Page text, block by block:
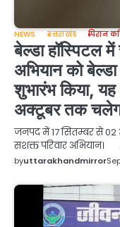
NEWS उत्तराखंड पिरान
बेल्डा हॉस्पिटल
अभियान को
शुभारंभ किया,
अक्टूबर तक
जनपद में 17 सितम्बर से 02
सशक्त परिवार
byuttarakhandmirror